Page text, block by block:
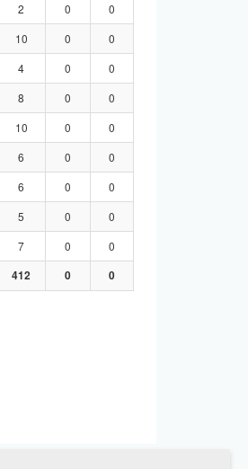
2 0
0
10 0
0
4 0
0
8 0
0
10 0
0
6 0
0
6 0
0
5 0
0
7 0
0
412 0 0